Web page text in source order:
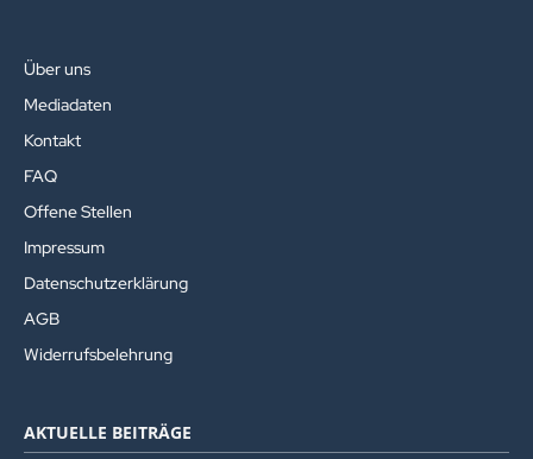
Über uns
Mediadaten
Kontakt
FAQ
Offene Stellen
Impressum
Datenschutzerklärung
AGB
Widerrufsbelehrung
AKTUELLE BEITRÄGE